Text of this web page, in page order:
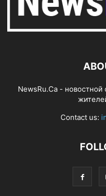
NewsRu.Ca - новостной
Contact us: